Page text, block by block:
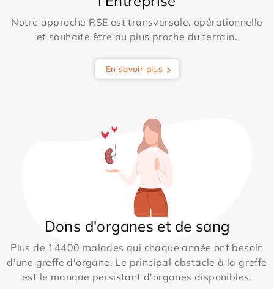
Notre approche RSE est transversale, opérationnelle
et souhaite être au plus proche du terrain.
En savoir plus
Dons d'organes et de sang
Plus de 14400 malades qui chaque année ont besoin
d'une greffe d'organe. Le principal obstacle à la greffe
est le manque persistant d'organes disponibles.